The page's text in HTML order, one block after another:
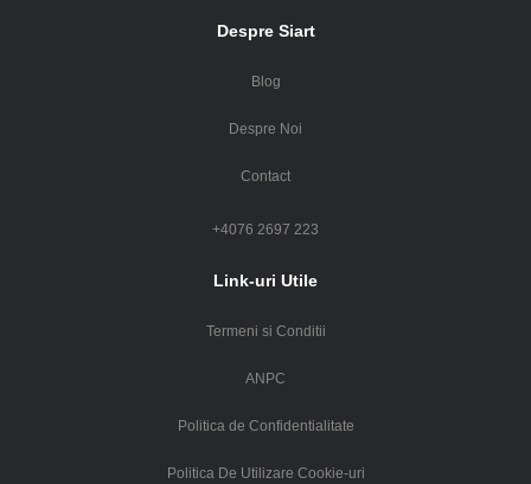
Despre Siart
Blog
Despre Noi
Contact
+4076 2697 223
Link-uri Utile
Termeni si Conditii
ANPC
Politica de Confidentialitate
Politica De Utilizare Cookie-uri